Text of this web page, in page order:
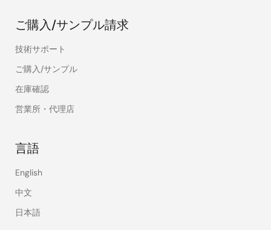
ご購入/サンプル請求
技術サポート
ご購入/サンプル
在庫確認
営業所・代理店
言語
English
中文
日本語